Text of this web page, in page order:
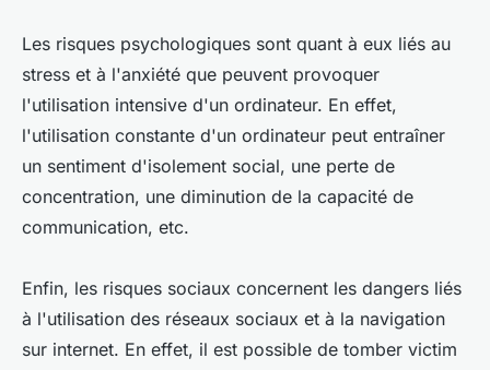
Les risques psychologiques sont quant à eux liés au
stress et à l'anxiété que peuvent provoquer
l'utilisation intensive d'un ordinateur. En effet,
l'utilisation constante d'un ordinateur peut entraîner
un sentiment d'isolement social, une perte de
concentration, une diminution de la capacité de
communication, etc.
Enfin, les risques sociaux concernent les dangers liés
à l'utilisation des réseaux sociaux et à la navigation
sur internet. En effet, il est possible de tomber victim